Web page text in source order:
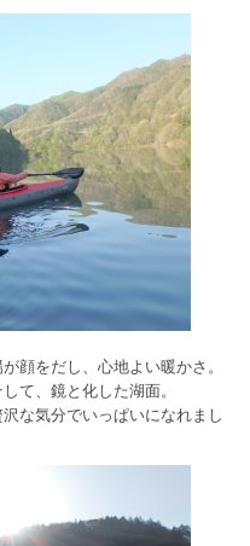
顔をだし、心地よい暖かさ。
て、鏡と化した湖面。
な気分でいっぱいになれまし